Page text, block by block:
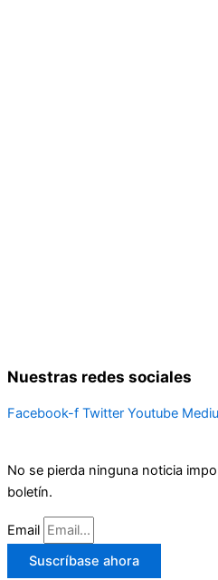
Nuestras redes sociales
Facebook-f Twitter Youtube
No se pierda ninguna noticia
boletín.
Email
Suscríbase ahora